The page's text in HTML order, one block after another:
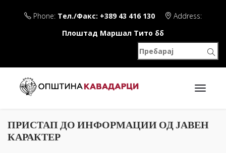
Phone: Тел./Факс: +389 43 416 130
Address:
Плоштад Маршал Тито бб
ПРИСТАП ДО ИНФОРМАЦИИ ОД ЈАВЕН
КАРАКТЕР